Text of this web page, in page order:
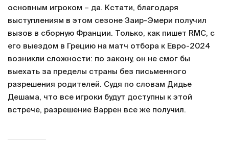
основным игроком – да. Кстати, благодаря
выступлениям в этом сезоне Заир-Эмери получил
вызов в сборную Франции. Только, как пишет RMC, с
его выездом в Грецию на матч отбора к Евро-2024
возникли сложности: по закону, он не смог бы
выехать за пределы страны без письменного
разрешения родителей. Судя по словам Дидье
Дешама, что все игроки будут доступны к этой
встрече, разрешение Варрен все же получил.